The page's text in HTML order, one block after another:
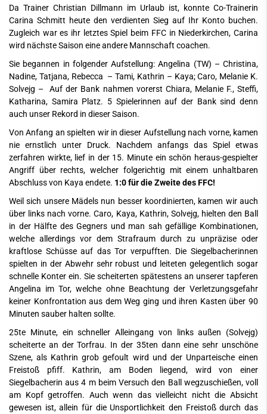
Da Trainer Christian Dillmann im Urlaub ist, konnte Co-Trainerin
Carina Schmitt heute den verdienten Sieg auf Ihr Konto buchen.
Zugleich war es ihr letztes Spiel beim FFC in Niederkirchen, Carina
wird nächste Saison eine andere Mannschaft coachen.
Sie begannen in folgender Aufstellung: Angelina (TW) – Christina,
Nadine, Tatjana, Rebecca – Tami, Kathrin – Kaya; Caro, Melanie K.
Solvejg – Auf der Bank nahmen vorerst Chiara, Melanie F., Steffi,
Katharina, Samira Platz. 5 Spielerinnen auf der Bank sind denn
auch unser Rekord in dieser Saison.
Von Anfang an spielten wir in dieser Aufstellung nach vorne, kamen
nie ernstlich unter Druck. Nachdem anfangs das Spiel etwas
zerfahren wirkte, lief in der 15. Minute ein schön heraus-gespielter
Angriff über rechts, welcher folgerichtig mit einem unhaltbaren
Abschluss von Kaya endete. 1:0 für die Zweite des FFC!
Weil sich unsere Mädels nun besser koordinierten, kamen wir auch
über links nach vorne. Caro, Kaya, Kathrin, Solvejg, hielten den Ball
in der Hälfte des Gegners und man sah gefällige Kombinationen,
welche allerdings vor dem Strafraum durch zu unpräzise oder
kraftlose Schüsse auf das Tor verpufften. Die Siegelbacherinnen
spielten in der Abwehr sehr robust und leiteten gelegentlich sogar
schnelle Konter ein. Sie scheiterten spätestens an unserer tapferen
Angelina im Tor, welche ohne Beachtung der Verletzungsgefahr
keiner Konfrontation aus dem Weg ging und ihren Kasten über 90
Minuten sauber halten sollte.
25te Minute, ein schneller Alleingang von links außen (Solvejg)
scheiterte an der Torfrau. In der 35ten dann eine sehr unschöne
Szene, als Kathrin grob gefoult wird und der Unparteische einen
Freistoß pfiff. Kathrin, am Boden liegend, wird von einer
Siegelbacherin aus 4 m beim Versuch den Ball wegzuschießen, voll
am Kopf getroffen. Auch wenn das vielleicht nicht die Absicht
gewesen ist, allein für die Unsportlichkeit den Freistoß durch das